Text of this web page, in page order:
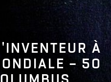
À
– 50